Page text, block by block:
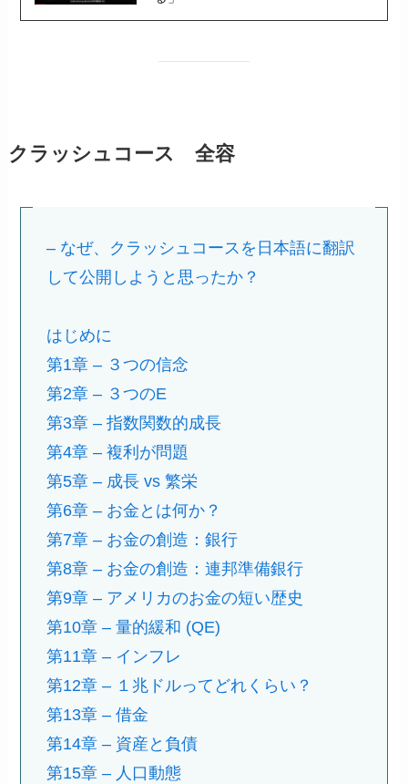
クラッシュコース 全容
– なぜ、クラッシュコースを日本語に翻訳
して公開しようと思ったか？
はじめに
第1章 – ３つの信念
第2章 – ３つのE
第3章 – 指数関数的成長
第4章 – 複利が問題
第5章 – 成長 vs 繁栄
第6章 – お金とは何か？
第7章 – お金の創造：銀行
第8章 – お金の創造：連邦準備銀行
第9章 – アメリカのお金の短い歴史
第10章 – 量的緩和 (QE)
第11章 – インフレ
第12章 – １兆ドルってどれくらい？
第13章 – 借金
第14章 – 資産と負債
第15章 – 人口動態